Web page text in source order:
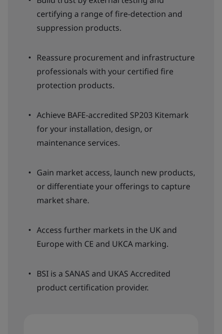
certifying a range of fire-detection and
suppression products.
Reassure procurement and infrastructure
professionals with your certified fire
protection products.
Achieve BAFE-accredited SP203 Kitemark
for your installation, design, or
maintenance services.
Gain market access, launch new products,
or differentiate your offerings to capture
market share.
Access further markets in the UK and
Europe with CE and UKCA marking.
BSI is a SANAS and UKAS Accredited
product certification provider.